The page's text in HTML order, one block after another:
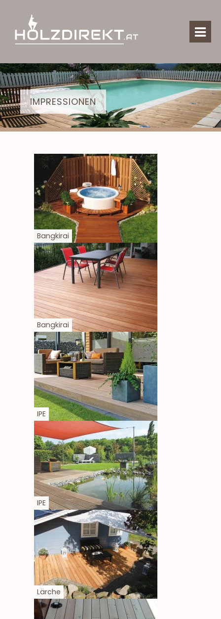
IMPRESSIONEN
Bangkirai
Bangkirai
IPE
IPE
Lärche